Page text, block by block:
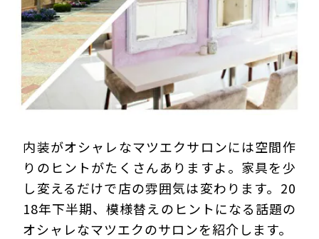
プライバシーポリシー
内装がオシャレなマツエクサロンには空間作
りのヒントがたくさんありますよ。家具を少
し変えるだけで店の雰囲気は変わります。20
18年下半期、模様替えのヒントになる話題の
オシャレなマツエクのサロンを紹介します。